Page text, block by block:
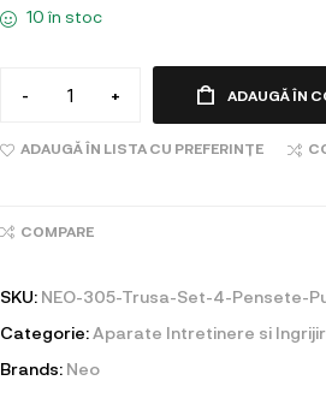
10 în stoc
- + ADAUGĂ ÎN
ADAUGĂ ÎN LISTA CU PREFERINȚE
COMPARE
SKU: NEO-305-Trusa-Set-4-Pensete-
Categorie:Aparate Intretinere si
Brands: Neo